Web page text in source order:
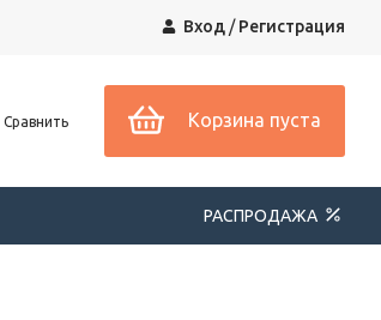
Вход/Регистрация
Сравнить Корзина пуста
РАСПРОДАЖА